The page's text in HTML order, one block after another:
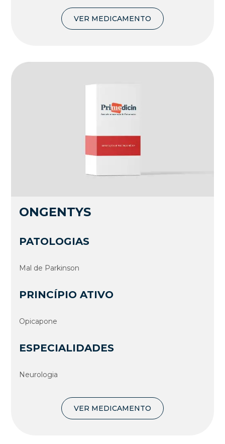
VER MEDICAMENTO
ONGENTYS
PATOLOGIAS
Mal de Parkinson
PRINCÍPIO ATIVO
Opicapone
ESPECIALIDADES
Neurologia
VER MEDICAMENTO